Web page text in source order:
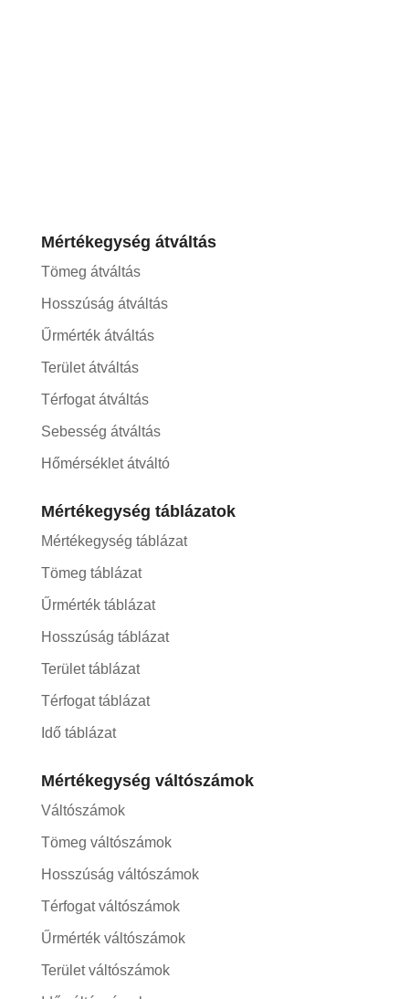
Mértékegység átváltás
Tömeg átváltás
Hosszúság átváltás
Űrmérték átváltás
Terület átváltás
Térfogat átváltás
Sebesség átváltás
Hőmérséklet átváltó
Mértékegység táblázatok
Mértékegység táblázat
Tömeg táblázat
Űrmérték táblázat
Hosszúság táblázat
Terület táblázat
Térfogat táblázat
Idő táblázat
Mértékegység váltószámok
Váltószámok
Tömeg váltószámok
Hosszúság váltószámok
Térfogat váltószámok
Űrmérték váltószámok
Terület váltószámok